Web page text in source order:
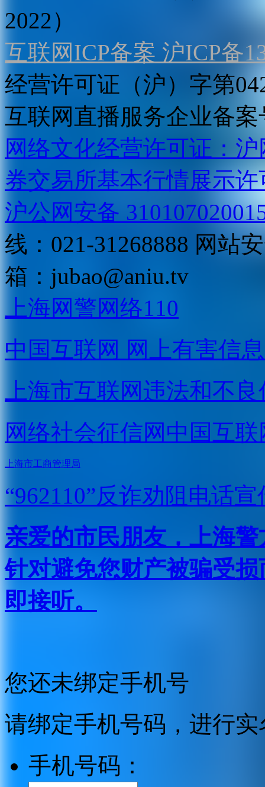
2022）
互联网ICP备案 沪ICP备
经营许可证（沪）字第
互联网直播服务企业备案
网络文化经营许可证：
券交易所基本行情展示许
沪公网安备
线：021-31268888 网站
箱： jubao@aniu.tv
上海网警网络110
中国互联网 网上有害信
上海市互联网违法和不
网络社会征信网 中国互
上海市工商管理局
“962110”反诈劝阻电话宣
亲爱的市民朋友，上海
针对避免您财产被骗受
即接听。
您还未绑定手机号
请绑定手机号码，进行
手机号码：